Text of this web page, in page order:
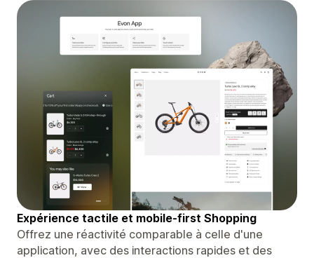
Expérience tactile et mobile-first Shopping
Offrez une réactivité comparable à celle d'une
application, avec des interactions rapides et des